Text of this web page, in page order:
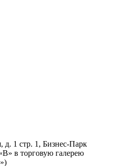
д. 1 стр. 1, Бизнес-Парк
в торговую галерею